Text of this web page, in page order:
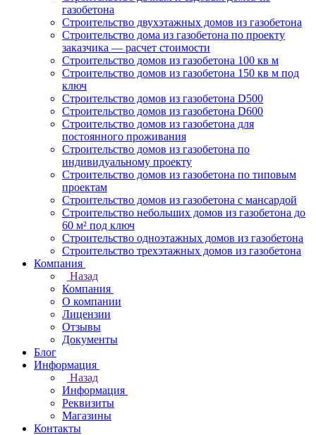
газобетона
Строительство двухэтажных домов из газобетона
Строительство дома из газобетона по проекту
заказчика — расчет стоимости
Строительство домов из газобетона 100 кв м
Строительство домов из газобетона 150 кв м под
ключ
Строительство домов из газобетона D500
Строительство домов из газобетона D600
Строительство домов из газобетона для
постоянного проживания
Строительство домов из газобетона по
индивидуальному проекту
Строительство домов из газобетона по типовым
проектам
Строительство домов из газобетона с мансардой
Строительство небольших домов из газобетона до
60 м² под ключ
Строительство одноэтажных домов из газобетона
Строительство трехэтажных домов из газобетона
Компания
Назад
Компания
О компании
Лицензии
Отзывы
Документы
Блог
Информация
Назад
Информация
Реквизиты
Магазины
Контакты